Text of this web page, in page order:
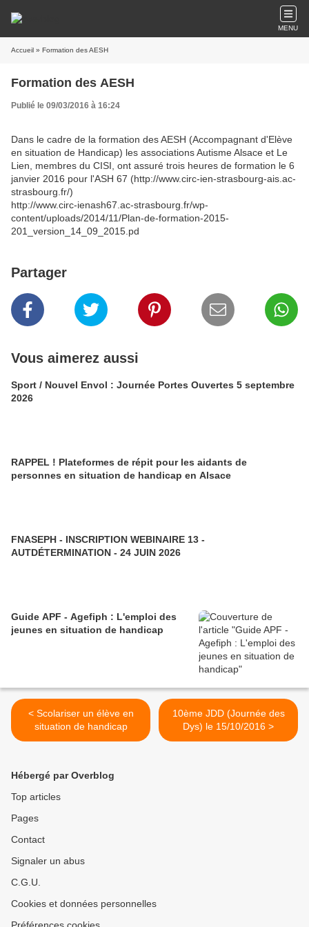
MENU
Accueil » Formation des AESH
Formation des AESH
Publié le 09/03/2016 à 16:24
Dans le cadre de la formation des AESH (Accompagnant d'Elève
en situation de Handicap) les associations Autisme Alsace et Le
Lien, membres du CISI, ont assuré trois heures de formation le 6
janvier 2016 pour l'ASH 67 (http://www.circ-ien-strasbourg-ais.ac-
strasbourg.fr/)
http://www.circ-ienash67.ac-strasbourg.fr/wp-
content/uploads/2014/11/Plan-de-formation-2015-
201_version_14_09_2015.pd
Partager
Vous aimerez aussi
Sport / Nouvel Envol : Journée Portes Ouvertes 5 septembre
2026
RAPPEL ! Plateformes de répit pour les aidants de
personnes en situation de handicap en Alsace
FNASEPH - INSCRIPTION WEBINAIRE 13 -
AUTDÉTERMINATION - 24 JUIN 2026
Guide APF - Agefiph : L'emploi des
jeunes en situation de handicap
< Scolariser un élève en
situation de handicap
10ème JDD (Journée des
Dys) le 15/10/2016 >
Hébergé par Overblog
Top articles
Pages
Contact
Signaler un abus
C.G.U.
Cookies et données personnelles